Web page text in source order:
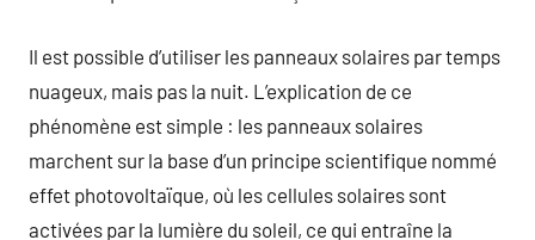
Il est possible d’utiliser les panneaux solaires par temps
nuageux, mais pas la nuit. L’explication de ce
phénomène est simple : les panneaux solaires
marchent sur la base d’un principe scientifique nommé
effet photovoltaïque, où les cellules solaires sont
activées par la lumière du soleil, ce qui entraîne la